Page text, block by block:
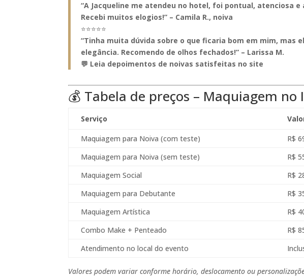
“A Jacqueline me atendeu no hotel, foi pontual, atenciosa
Recebi muitos elogios!” – Camila R., noiva
⭐⭐⭐⭐⭐
“Tinha muita dúvida sobre o que ficaria bom em mim, mas
elegância. Recomendo de olhos fechados!” – Larissa M.
💬 Leia depoimentos de noivas satisfeitas no site
💰 Tabela de preços – Maquiagem no
Serviço
Maquiagem para Noiva (com teste)
R$
Maquiagem para Noiva (sem teste)
R$
Maquiagem Social
R$
Maquiagem para Debutante
R$
Maquiagem Artística
R$
Combo Make + Penteado
R$
Atendimento no local do evento
Valores podem variar conforme horário, deslocamento ou